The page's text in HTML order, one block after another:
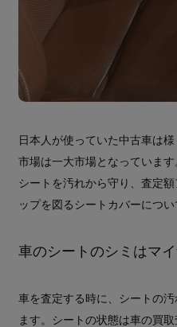
日本人が使っていた中古車は
市場は一大市場となっていま
シートを汚れから守り、査定
ップを図るシートカバーについ
車のシートのシミはマ
車を査定する時に、シートの
ます。シートの状態は車の買